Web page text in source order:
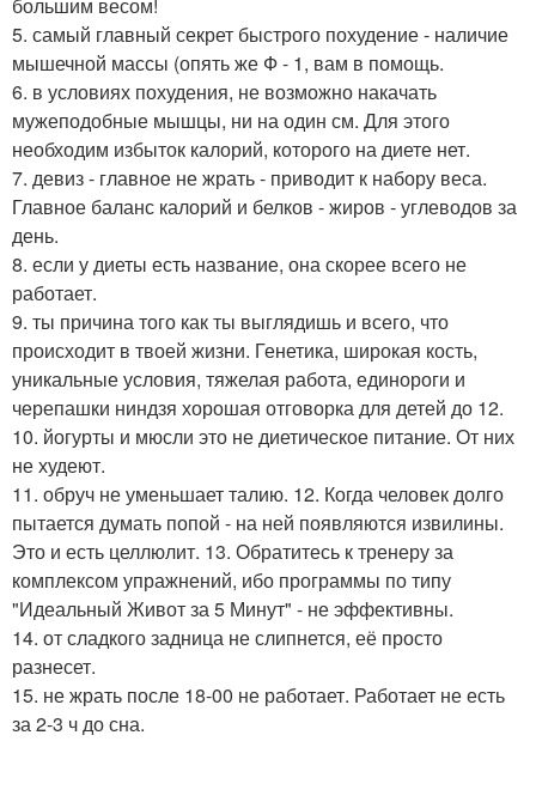
5. самый главный секрет быстрого похудение - наличие
мышечной массы (опять же Ф - 1, вам в помощь.
6. в условиях похудения, не возможно накачать
мужеподобные мышцы, ни на один см. Для этого
необходим избыток калорий, которого на диете нет.
7. девиз - главное не жрать - приводит к набору веса.
Главное баланс калорий и белков - жиров - углеводов за
день.
8. если у диеты есть название, она скорее всего не
работает.
9. ты причина того как ты выглядишь и всего, что
происходит в твоей жизни. Генетика, широкая кость,
уникальные условия, тяжелая работа, единороги и
черепашки ниндзя хорошая отговорка для детей до 12.
10. йогурты и мюсли это не диетическое питание. От них
не худеют.
11. обруч не уменьшает талию. 12. Когда человек долго
пытается думать попой - на ней появляются извилины.
Это и есть целлюлит. 13. Обратитесь к тренеру за
комплексом упражнений, ибо программы по типу
"Идеальный Живот за 5 Минут" - не эффективны.
14. от сладкого задница не слипнется, её просто
разнесет.
15. не жрать после 18-00 не работает. Работает не есть
за 2-3 ч до сна.